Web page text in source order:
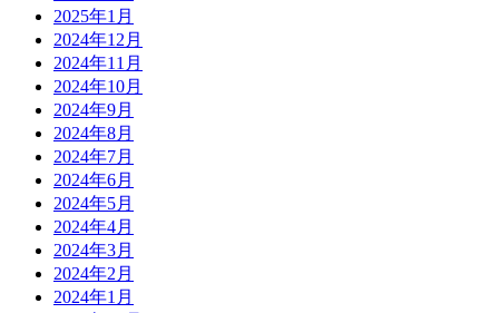
2025年1月
2024年12月
2024年11月
2024年10月
2024年9月
2024年8月
2024年7月
2024年6月
2024年5月
2024年4月
2024年3月
2024年2月
2024年1月